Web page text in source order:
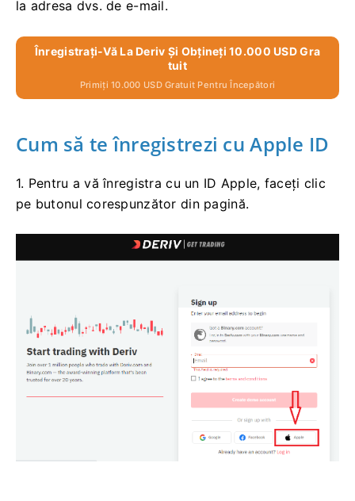
la adresa dvs. de e-mail.
Înregistrați-Vă La Deriv Și Obțineți 10.000 USD Gra
Tuit
Primiți 10.000 USD Gratuit Pentru Începători
Cum să te înregistrezi cu Apple ID
1. Pentru a vă înregistra cu un ID Apple, faceți clic
pe butonul corespunzător din pagină.